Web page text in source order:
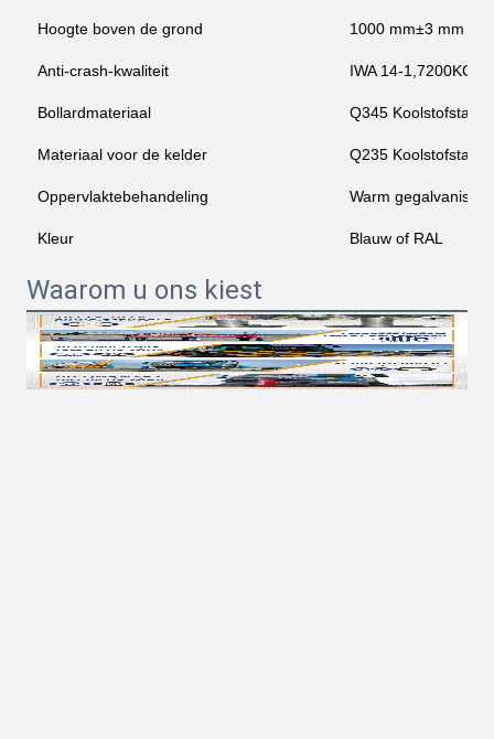
Hoogte boven de grond 1000 mm±3 mm
Anti-crash-kwaliteit IWA 14-1,7200KG/
Bollardmateriaal Q345 Koolstofstaal
Materiaal voor de kelder Q235 Koolstofstaal
Oppervlaktebehandeling Warm
Kleur Blauw of RAL
Waarom u ons kiest